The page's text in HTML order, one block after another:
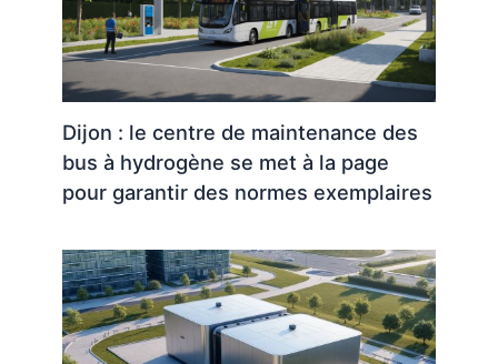
Dijon : le centre de maintenance des
bus à hydrogène se met à la page
pour garantir des normes exemplaires